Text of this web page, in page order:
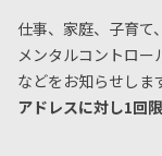
仕事、家庭、子育て
メンタルコントロー
などをお知らせしま
アドレスに対し1回